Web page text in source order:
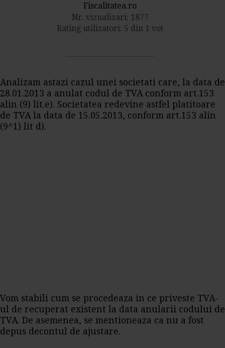
Fiscalitatea.ro
Nr. vizualizari: 1877
Rating utilizatori: 5 din 1 vot
Analizam astazi cazul unei societati care, la data de
28.01.2013 a anulat codul de TVA conform art.153
alin (9) lit.e). Societatea redevine astfel platitoare
de TVA la data de 15.05.2013, conform art.153 alin
(9^1) lit d).
Vom stabili cum se procedeaza in ce priveste TVA-
ul de recuperat existent la data anularii codului de
TVA. De asemenea, se mentioneaza ca nu a fost
depus decontul de ajustare.